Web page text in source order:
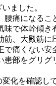
ました。
腰痛になるこ
味で体幹傾き
、大殿筋に
で痛くない
患部をグリ
化を確認し